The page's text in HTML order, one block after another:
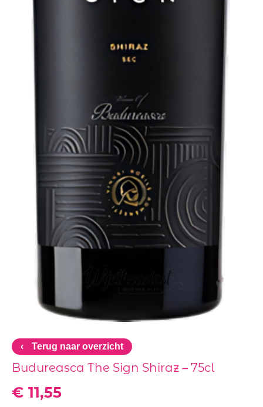
‹ Terug naar overzicht
Budureasca The Sign Shiraz – 75cl
€ 11,55